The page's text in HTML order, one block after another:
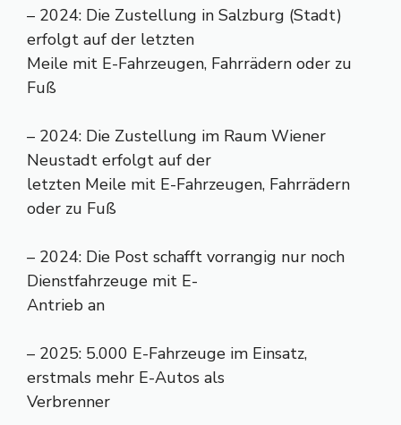
– 2024: Die Zustellung in Salzburg (Stadt)
erfolgt auf der letzten
Meile mit E-Fahrzeugen, Fahrrädern oder zu
Fuß
– 2024: Die Zustellung im Raum Wiener
Neustadt erfolgt auf der
letzten Meile mit E-Fahrzeugen, Fahrrädern
oder zu Fuß
– 2024: Die Post schafft vorrangig nur noch
Dienstfahrzeuge mit E-
Antrieb an
– 2025: 5.000 E-Fahrzeuge im Einsatz,
erstmals mehr E-Autos als
Verbrenner